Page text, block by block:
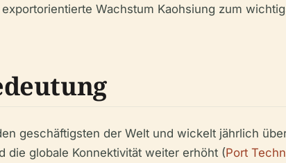
Wachstum Kaohsiung zum
geschäftigsten der Welt und wickelt jährlich
die globale Konnektivität weiter erhöht (Port